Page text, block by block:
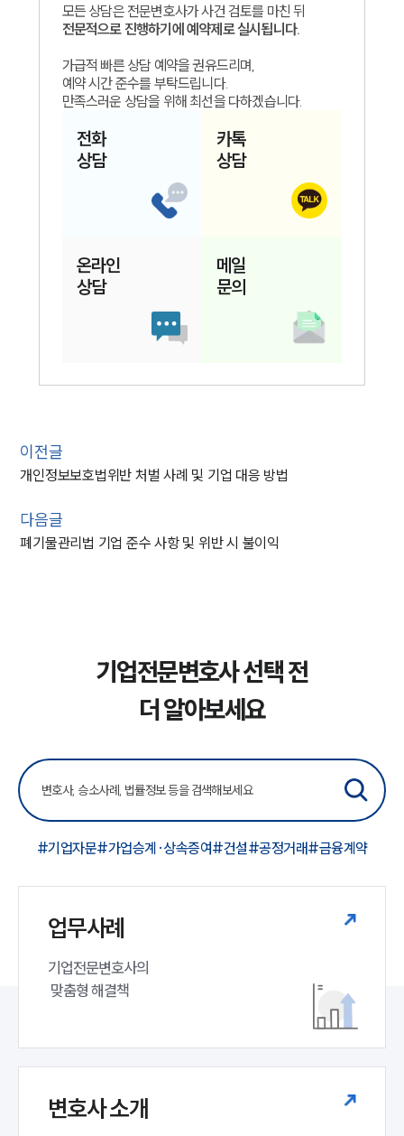
모든 상담은 전문변호사가 사건 검토를 마친 뒤
전문적으로 진행하기에 예약제로 실시됩니다.
가급적 빠른 상담 예약을 권유드리며,
예약 시간 준수를 부탁드립니다.
만족스러운 상담을 위해 최선을 다하겠습니다.
전화
상담
카톡
상담
온라인
상담
메일
문의
이전글
개인정보보호법위반 처벌 사례 및 기업 대응 방법
다음글
폐기물관리법 기업 준수 사항 및 위반 시 불이익
기업전문변호사 선택 전
더 알아보세요
#기업자문#가업승계·상속증여#건설#공정거래#금융계약
업무사례
기업전문변호사의
맞춤형 해결책
변호사 소개